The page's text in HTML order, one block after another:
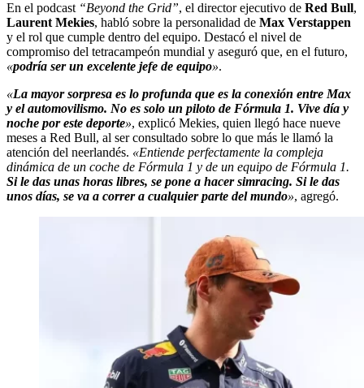
En el podcast “Beyond the Grid”, el director ejecutivo de Red Bull,
Laurent Mekies, habló sobre la personalidad de Max Verstappen
y el rol que cumple dentro del equipo. Destacó el nivel de
compromiso del tetracampeón mundial y aseguró que, en el futuro,
«podría ser un excelente jefe de equipo».
«La mayor sorpresa es lo profunda que es la conexión entre Max
y el automovilismo. No es solo un piloto de Fórmula 1. Vive día y
noche por este deporte», explicó Mekies, quien llegó hace nueve
meses a Red Bull, al ser consultado sobre lo que más le llamó la
atención del neerlandés. «Entiende perfectamente la compleja
dinámica de un coche de Fórmula 1 y de un equipo de Fórmula 1.
Si le das unas horas libres, se pone a hacer simracing. Si le das
unos días, se va a correr a cualquier parte del mundo», agregó.